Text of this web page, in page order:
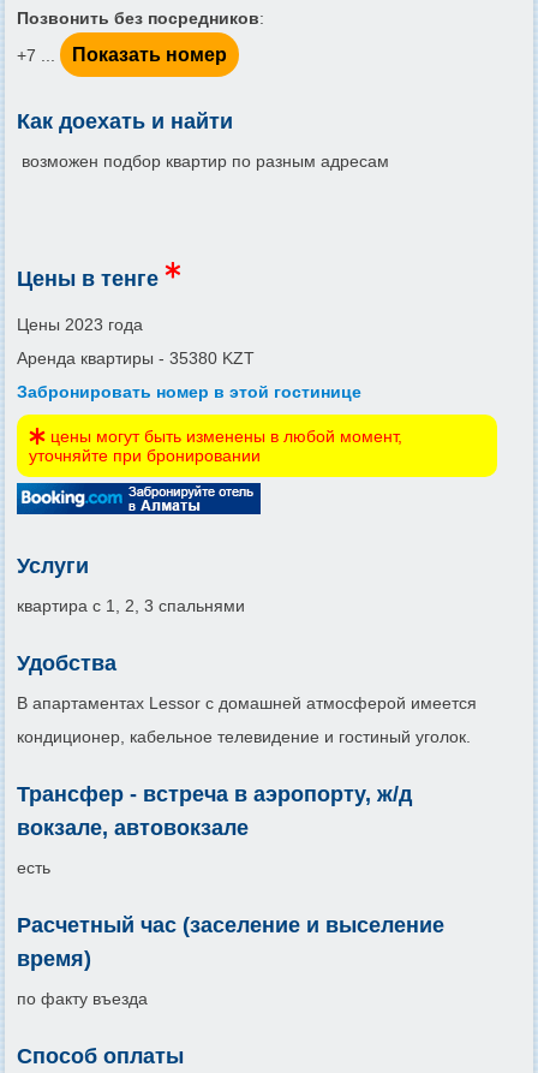
Позвонить без посредников:
+7 ...
Показать номер
Как доехать и найти
возможен подбор квартир по разным адресам
Цены в тенге
Цены 2023 года
Аренда квартиры - 35380 KZT
Забронировать номер в этой гостинице
цены могут быть изменены в любой момент,
уточняйте при бронировании
Услуги
квартира с 1, 2, 3 спальнями
Удобства
В апартаментах Lessor с домашней атмосферой имеется
кондиционер, кабельное телевидение и гостиный уголок.
Трансфер - встреча в аэропорту, ж/д
вокзале, автовокзале
есть
Расчетный час (заселение и выселение
время)
по факту въезда
Способ оплаты